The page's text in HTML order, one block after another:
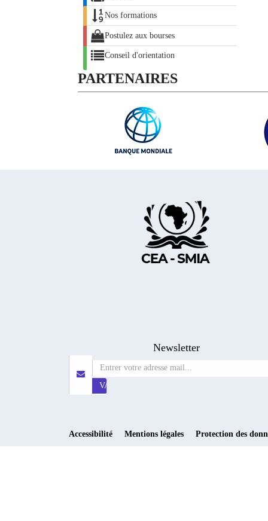
Nos formations
Postulez aux bourses
Conseil d'orientation
PARTENAIRES
Newsletter
Accessibilité Mentions légales Protection des